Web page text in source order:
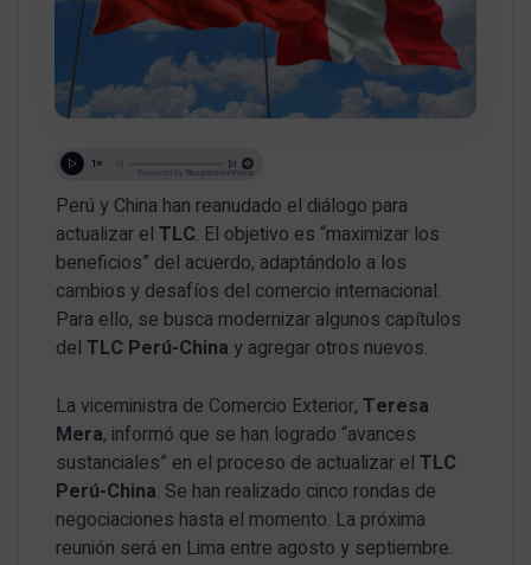
Perú y China han reanudado el diálogo para
actualizar elTLC. El objetivo es “maximizar los
beneficios” del acuerdo, adaptándolo a los
cambios y desafíos del comercio internacional.
Para ello, se busca modernizar algunos capítulos
delTLC Perú-China y agregar otros nuevos.
La viceministra de Comercio Exterior,Teresa
Mera, informó que se han logrado “avances
sustanciales” en el proceso de actualizar elTLC
Perú-China. Se han realizado cinco rondas de
negociaciones hasta el momento. La próxima
reunión será en Lima entre agosto y septiembre.